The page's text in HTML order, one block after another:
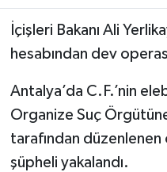
İçişleri Bakanı Ali
hesabından dev
Antalya’da C.F.’nin
Organize Suç
tarafından
şüpheli yakalandı.
POLİTİKA
SAĞLIK
SİYASET